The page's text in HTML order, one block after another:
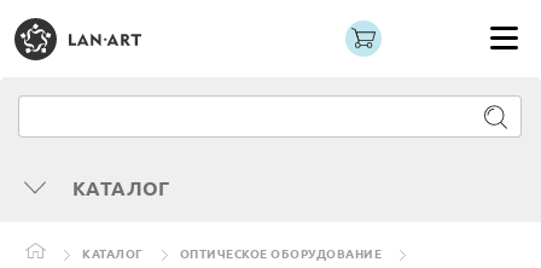
КАТАЛОГ
КАТАЛОГ
ОПТИЧЕСКОЕ ОБОРУДОВАНИЕ